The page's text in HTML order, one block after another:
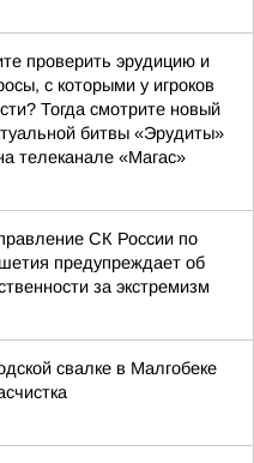
проверить эрудицию и
с которыми у игроков
Тогда смотрите новый
битвы «Эрудиты»
телеканале «Магас»
СК России по
предупреждает об
за экстремизм
свалке в Малгобеке